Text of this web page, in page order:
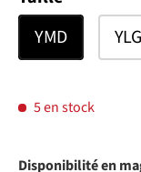
YMD
YLG
5 en stock
Disponibilité en